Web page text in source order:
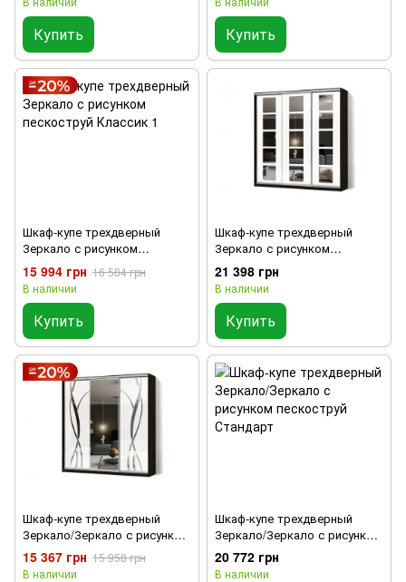
Купить Купить
Шкаф-купе трехдверный
Зеркало с рисунком
пескоструй Классик 1
15 994 грн 16 584 грн
В наличии
Купить
Шкаф-купе трехдверный
Зеркало с рисунком
пескоструй Стандарт
21 398 грн
В наличии
Купить
Шкаф-купе трехдверный
Зеркало/Зеркало с рисунком
пескоструй Классик 1
15 367 грн 15 958 грн
В наличии
Шкаф-купе трехдверный
Зеркало/Зеркало с рисунком
пескоструй Стандарт
20 772 грн
В наличии